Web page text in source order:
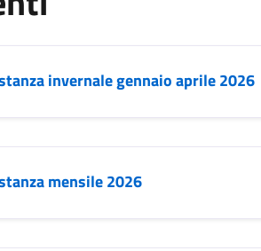
invernale gennaio aprile 2026
mensile 2026